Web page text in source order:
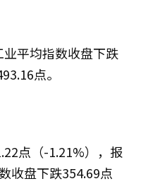
平均指数收盘下跌
点。
点（-1.21%），报
收盘下跌354.69点